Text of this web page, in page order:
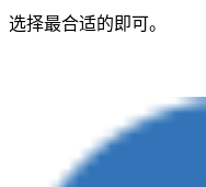
选择最合适的即可。